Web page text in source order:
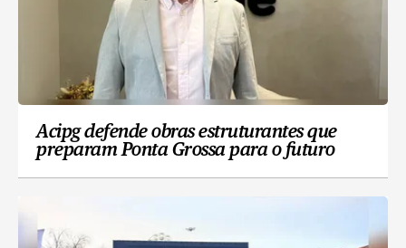
Acipg defende obras estruturantes que
preparam Ponta Grossa para o futuro